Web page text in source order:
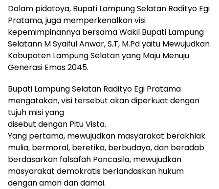
Dalam pidatoya, Bupati Lampung Selatan Radityo Egi
Pratama, juga memperkenalkan visi
kepemimpinannya bersama Wakil Bupati Lampung
Selatann M Syaiful Anwar, S.T, M.Pd yaitu Mewujudkan
Kabupaten Lampung Selatan yang Maju Menuju
Generasi Emas 2045.
Bupati Lampung Selatan Radityo Egi Pratama
mengatakan, visi tersebut akan diperkuat dengan
tujuh misi yang
disebut dengan Pitu Vista.
Yang pertama, mewujudkan masyarakat berakhlak
mulia, bermoral, beretika, berbudaya, dan beradab
berdasarkan falsafah Pancasila, mewujudkan
masyarakat demokratis berlandaskan hukum
dengan aman dan damai.